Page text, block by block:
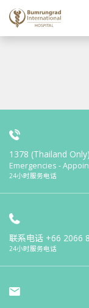
1378 (Thailand Only)
Emergencies -
24小时服务电话
联系电话 +66 2066
24小时服务电话